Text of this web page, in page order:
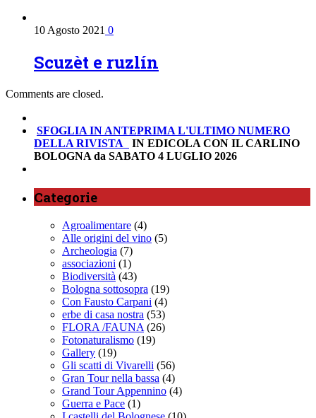
10 Agosto 2021 0
Scuzèt e ruzlín
Comments are closed.
SFOGLIA IN ANTEPRIMA L'ULTIMO NUMERO
DELLA RIVISTA
IN EDICOLA CON IL CARLINO
BOLOGNA da SABATO 4 LUGLIO 2026
Categorie
Agroalimentare (4)
Alle origini del vino (5)
Archeologia (7)
associazioni (1)
Biodiversità (43)
Bologna sottosopra (19)
Con Fausto Carpani (4)
erbe di casa nostra (53)
FLORA /FAUNA (26)
Fotonaturalismo (19)
Gallery (19)
Gli scatti di Vivarelli (56)
Gran Tour nella bassa (4)
Grand Tour Appennino (4)
Guerra e Pace (1)